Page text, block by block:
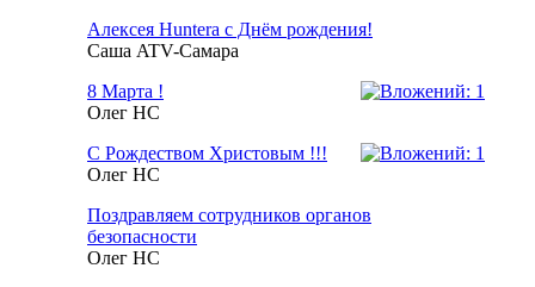
Алексея Huntera с Днём рождения!
Саша ATV-Самара
8 Марта !
Олег НС
С Рождеством Христовым !!!
Олег НС
Поздравляем сотрудников органов
безопасности
Олег НС